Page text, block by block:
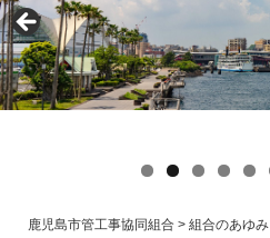
鹿児島市管工事協同組合 > 組合のあゆみ